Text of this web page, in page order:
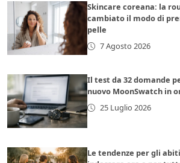
Skincare coreana: la
cambiato il modo di
pelle
7 Agosto 2026
Il test da 32 domande
nuovo MoonSwatch in
25 Luglio 2026
Le tendenze per gli